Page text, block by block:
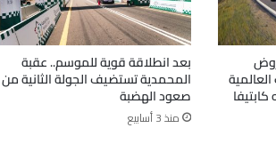
بعد انطلاقة قوية للموسم.. عقبة
المحمدية تستضيف الجولة الثانية من
صعود الهضبة
منذ 3 أسابيع